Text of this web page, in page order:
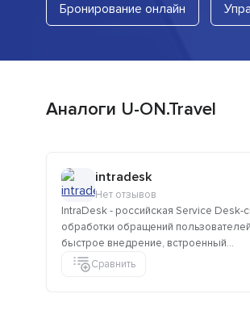
Бронирование онлайн
Аналоги U-ON.Travel
intradesk
Нет отзывов
IntraDesk - российская Service Desk-
обработки обращений
быстрое внедрение, встроенный...
Сравнить